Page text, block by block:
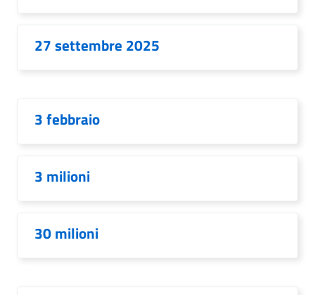
27 settembre 2025
3 febbraio
3 milioni
30 milioni